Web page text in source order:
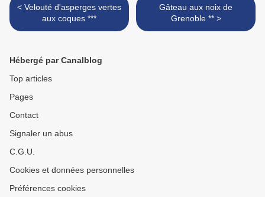
< Velouté d'asperges vertes
aux coques ***
Gâteau aux noix de
Grenoble ** >
Hébergé par Canalblog
Top articles
Pages
Contact
Signaler un abus
C.G.U.
Cookies et données personnelles
Préférences cookies